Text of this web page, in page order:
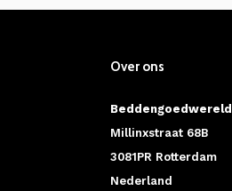
Over ons
Beddengoedwereld
Millinxstraat 68B
3081PR Rotterdam
Nederland